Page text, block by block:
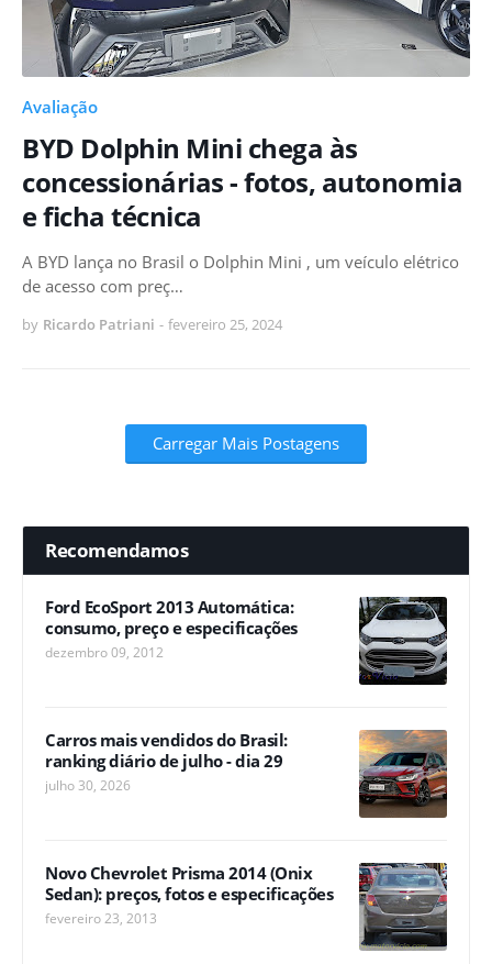
Avaliação
BYD Dolphin Mini chega às
concessionárias - fotos, autonomia
e ficha técnica
A BYD lança no Brasil o Dolphin Mini , um veículo elétrico
de acesso com preç…
by Ricardo Patriani - fevereiro 25, 2024
Carregar Mais Postagens
Recomendamos
Ford EcoSport 2013 Automática:
consumo, preço e especificações
dezembro 09, 2012
Carros mais vendidos do Brasil:
ranking diário de julho - dia 29
julho 30, 2026
Novo Chevrolet Prisma 2014 (Onix
Sedan): preços, fotos e especificações
fevereiro 23, 2013